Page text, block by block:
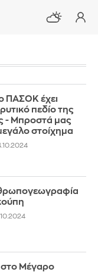
ΠΑΣΟΚ έχει
πεδίο της
- Μπροστά μας
στοίχημα
στο Μέγαρο